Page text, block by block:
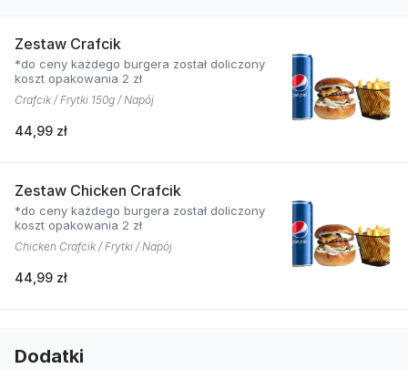
Zestaw Crafcik
*do ceny każdego burgera został doliczony
koszt opakowania 2 zł
Crafcik / Frytki 150g / Napój
44,99 zł
Zestaw Chicken Crafcik
*do ceny każdego burgera został doliczony
koszt opakowania 2 zł
Chicken Crafcik / Frytki / Napój
44,99 zł
Dodatki